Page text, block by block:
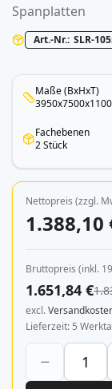
Spanplatten
Art.-Nr. SLR-
Maße (BxHxT)
Fachebenen
2 Stück
Nettopreis (zzgl.
1.388,10
Bruttopreis (inkl.
1.651,84 €
excl.
Lieferzeit 5